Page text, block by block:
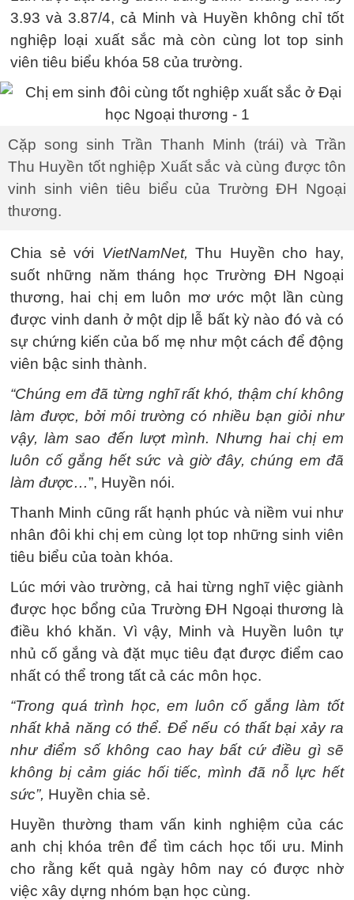
3.93 và 3.87/4, cả Minh và Huyền không chỉ tốt
nghiệp loại xuất sắc mà còn cùng lot top sinh
viên tiêu biểu khóa 58 của trường.
Cặp song sinh Trần Thanh Minh (trái) và Trần
Thu Huyền tốt nghiệp Xuất sắc và cùng được tôn
vinh sinh viên tiêu biểu của Trường ĐH Ngoại
thương.
Chia sẻ với VietNamNet, Thu Huyền cho hay,
suốt những năm tháng học Trường ĐH Ngoại
thương, hai chị em luôn mơ ước một lần cùng
được vinh danh ở một dịp lễ bất kỳ nào đó và có
sự chứng kiến của bố mẹ như một cách để động
viên bậc sinh thành.
“Chúng em đã từng nghĩ rất khó, thậm chí không
làm được, bởi môi trường có nhiều bạn giỏi như
vậy, làm sao đến lượt mình. Nhưng hai chị em
luôn cố gắng hết sức và giờ đây, chúng em đã
làm được…”, Huyền nói.
Thanh Minh cũng rất hạnh phúc và niềm vui như
nhân đôi khi chị em cùng lọt top những sinh viên
tiêu biểu của toàn khóa.
Lúc mới vào trường, cả hai từng nghĩ việc giành
được học bổng của Trường ĐH Ngoại thương là
điều khó khăn. Vì vậy, Minh và Huyền luôn tự
nhủ cố gắng và đặt mục tiêu đạt được điểm cao
nhất có thể trong tất cả các môn học.
“Trong quá trình học, em luôn cố gắng làm tốt
nhất khả năng có thể. Để nếu có thất bại xảy ra
như điểm số không cao hay bất cứ điều gì sẽ
không bị cảm giác hối tiếc, mình đã nỗ lực hết
sức”, Huyền chia sẻ.
Huyền thường tham vấn kinh nghiệm của các
anh chị khóa trên để tìm cách học tối ưu. Minh
cho rằng kết quả ngày hôm nay có được nhờ
việc xây dựng nhóm bạn học cùng.